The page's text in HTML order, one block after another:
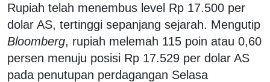
Rupiah telah menembus level Rp 17.500 per
dolar AS, tertinggi sepanjang sejarah. Mengutip
Bloomberg, rupiah melemah 115 poin atau 0,60
persen menuju posisi Rp 17.529 per dolar AS
pada penutupan perdagangan Selasa